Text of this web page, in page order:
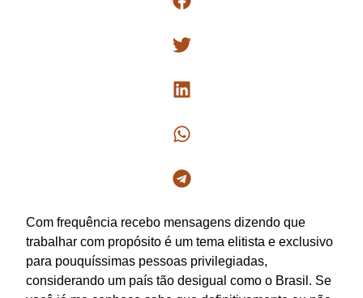
Com frequência recebo mensagens dizendo que
trabalhar com propósito é um tema elitista e exclusivo
para pouquíssimas pessoas privilegiadas,
considerando um país tão desigual como o Brasil. Se